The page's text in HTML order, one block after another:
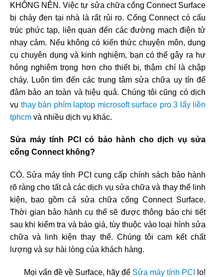
KHÔNG NÊN. Việc tự sửa chữa cổng Connect Surface
bị cháy đen tại nhà là rất rủi ro. Cổng Connect có cấu
trúc phức tạp, liên quan đến các đường mạch điện tử
nhạy cảm. Nếu không có kiến thức chuyên môn, dụng
cụ chuyên dụng và kinh nghiệm, bạn có thể gây ra hư
hỏng nghiêm trọng hơn cho thiết bị, thậm chí là chập
cháy. Luôn tìm đến các trung tâm sửa chữa uy tín để
đảm bảo an toàn và hiệu quả. Chúng tôi cũng có dịch
vụ thay bàn phím laptop microsoft surface pro 3 lấy liền
tphcm và nhiều dịch vụ khác.
Sửa máy tính PCI có bảo hành cho dịch vụ sửa
cổng Connect không?
CÓ. Sửa máy tính PCI cung cấp chính sách bảo hành
rõ ràng cho tất cả các dịch vụ sửa chữa và thay thế linh
kiện, bao gồm cả sửa chữa cổng Connect Surface.
Thời gian bảo hành cụ thể sẽ được thông báo chi tiết
sau khi kiểm tra và báo giá, tùy thuộc vào loại hình sửa
chữa và linh kiện thay thế. Chúng tôi cam kết chất
lượng và sự hài lòng của khách hàng.
Mọi vấn đề về Surface, hãy để Sửa máy tính PCI lo!